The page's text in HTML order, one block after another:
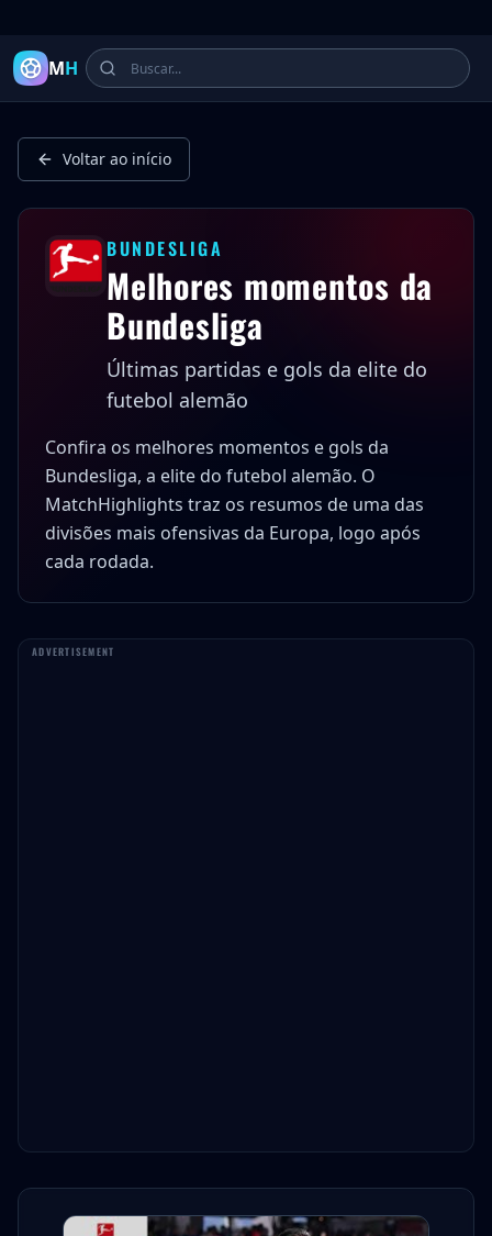
Latest Football Highlights & Goals from Premier League,
MH
Voltar ao início
BUNDESLIGA
Melhores momentos da
Bundesliga
Últimas partidas e gols da elite do
futebol alemão
Confira os melhores momentos e gols da
Bundesliga, a elite do futebol alemão. O
MatchHighlights traz os resumos de uma das
divisões mais ofensivas da Europa, logo após
cada rodada.